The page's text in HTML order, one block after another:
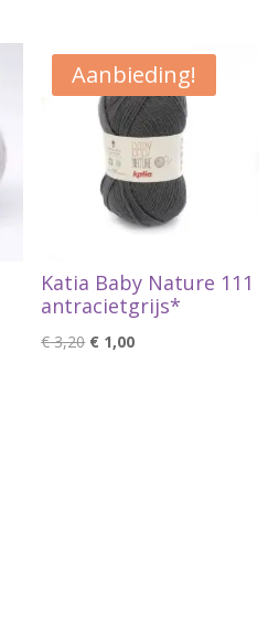
Aanbieding!
Katia Baby Nature 111
antracietgrijs*
€3,20 Oorspronkelijke
€ 1,00Huidige